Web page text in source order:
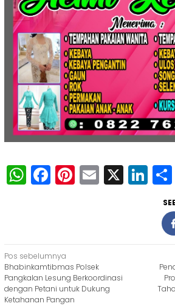
WhatsApp
Facebook
Pinterest
Email
X
Navigasi
pos
Pos sebelumnya
Bhabinkamtibmas Polsek
Pangkalan Lesung Berkoordinasi
dengan Petani untuk Dukung
Ketahanan Pangan